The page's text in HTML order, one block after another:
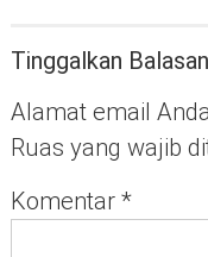
Tinggalkan Balasan
Alamat email
Ruas yang wajib
Komentar *